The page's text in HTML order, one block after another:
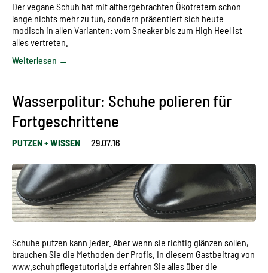
Der vegane Schuh hat mit althergebrachten Ökotretern schon
lange nichts mehr zu tun, sondern präsentiert sich heute
modisch in allen Varianten: vom Sneaker bis zum High Heel ist
alles vertreten.
Weiterlesen →
Wasserpolitur: Schuhe polieren für
Fortgeschrittene
PUTZEN + WISSEN 29.07.16
Schuhe putzen kann jeder. Aber wenn sie richtig glänzen sollen,
brauchen Sie die Methoden der Profis. In diesem Gastbeitrag von
www.schuhpflegetutorial.de erfahren Sie alles über die